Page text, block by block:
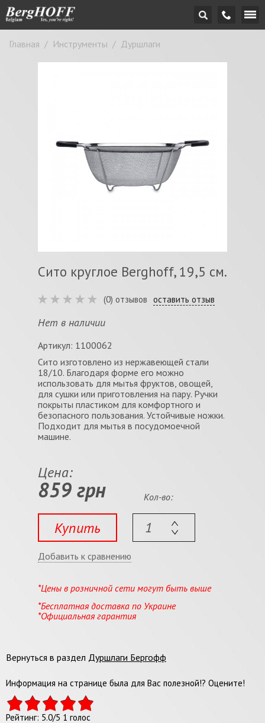
Главная / Инструменты / Дуршлаги
Сито круглое Berghoff, 19,5 см.
(0) отзывов оставить отзыв
Нет в наличии
Артикул: 1100062
Сито изготовлено из нержавеющей стали
18/10. Благодаря форме его можно
использовать для мытья фруктов, овощей,
для сушки или приготовления на пару. Pучки
покрыты пластиком для комфортного и
безопасного пользования. Устойчивые ножки.
Подходит для мытья в посудомоечной
машине.
Цена:
859 грн
Купить
Кол-во:
Добавить к сравнению
*Цены в розничной сети могут быть выше
*Бесплатная доставка по Украине
*Официальная гарантия
Вернуться в раздел Дуршлаги Бергофф
Информация на странице была для Вас полезной!? Оцените!
Рейтинг: 5.0/5 1 голос